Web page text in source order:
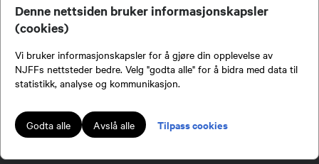
Denne nettsiden bruker informasjonskapsler
(cookies)
Vi bruker informasjonskapsler for å gjøre din opplevelse av
NJFFs nettsteder bedre. Velg "godta alle" for å bidra med data til
statistikk, analyse og kommunikasjon.
Godta alle Avslå alle Tilpass cookies
jegere og sportsfiskere og et av de viktigste miljøene for formidling av kunnskap om jakt og
fiske i Norge. Vi er en partipolitisk nøytral organisasjon, men har et sterkt jakt-, fiske-, og
naturpolitisk engasjement i mange saker.
Lokalforeninger tilsluttet Norges Jeger- og Fiskerforbund har ansvar for innhold de
publiserer på njff.no.